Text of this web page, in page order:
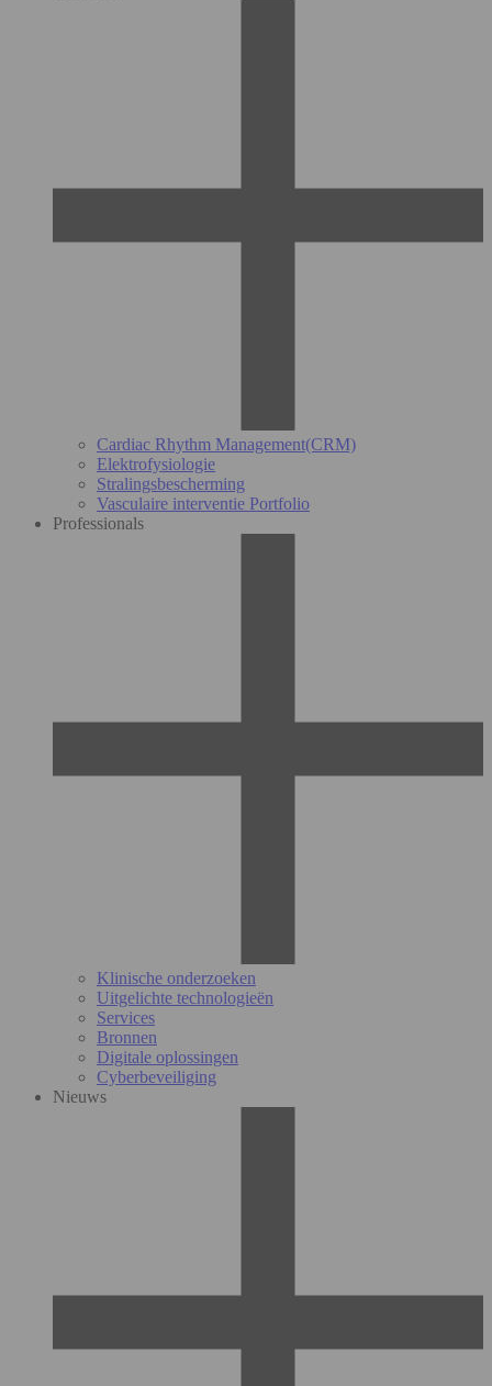
Cardiac Rhythm Management(CRM)
Elektrofysiologie
Stralingsbescherming
Vasculaire interventie Portfolio
Professionals
Klinische onderzoeken
Uitgelichte technologieën
Services
Bronnen
Digitale oplossingen
Cyberbeveiliging
Nieuws